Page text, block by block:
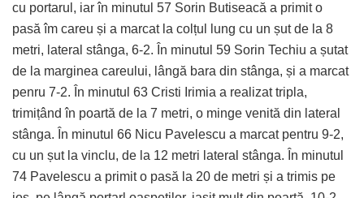
cu portarul, iar în minutul 57 Sorin Butiseacă a primit o
pasă îm careu și a marcat la colțul lung cu un șut de la 8
metri, lateral stânga, 6-2. În minutul 59 Sorin Techiu a șutat
de la marginea careului, lângă bara din stânga, și a marcat
penru 7-2. În minutul 63 Cristi Irimia a realizat tripla,
trimițând în poartă de la 7 metri, o minge venită din lateral
stânga. În minutul 66 Nicu Pavelescu a marcat pentru 9-2,
cu un șut la vinclu, de la 12 metri lateral stânga. În minutul
74 Pavelescu a primit o pasă la 20 de metri și a trimis pe